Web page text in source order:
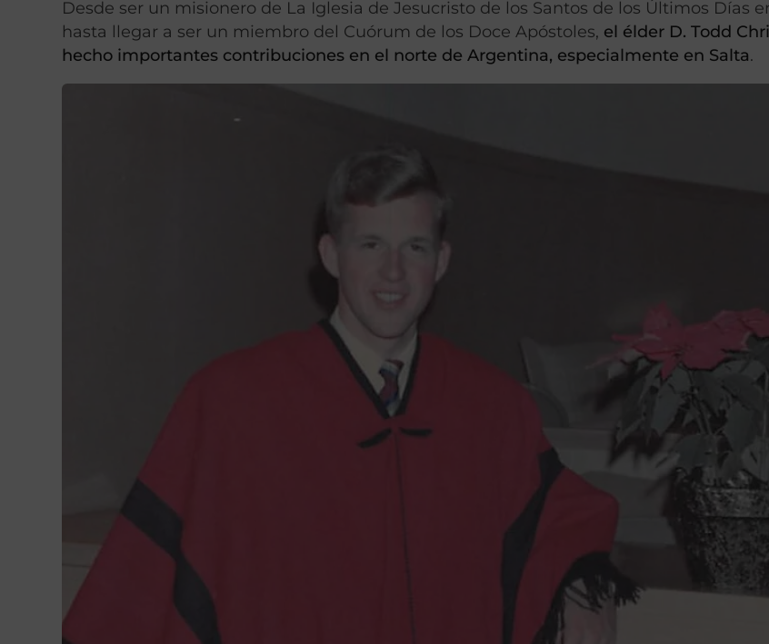
Desde ser un misionero de La Iglesia de Jesucristo de los Santos de los Últimos Días
hasta llegar a ser un miembro del Cuórum de los Doce Apóstoles, el élder D. Todd
hecho importantes contribuciones en el norte de Argentina, especialmente en Salta.